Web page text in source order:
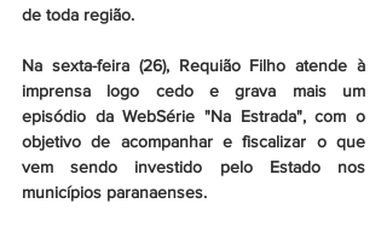
de toda região.
Na sexta-feira (26), Requião Filho atende à
imprensa logo cedo e grava mais um
episódio da WebSérie "Na Estrada", com o
objetivo de acompanhar e fiscalizar o que
vem sendo investido pelo Estado nos
municípios paranaenses.